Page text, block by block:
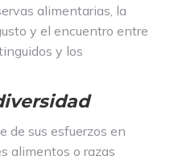
alimentarias, la
y el encuentro entre
y los
de sus esfuerzos en
alimentos o razas